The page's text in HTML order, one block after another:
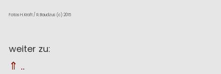
Fotos H. Kraft / R. Baudzus (c) 2015
weiter zu:
⇑ ..